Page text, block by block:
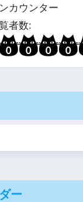
カウンター
者数:
ー